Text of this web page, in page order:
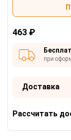
463 ₽
при
Доставка
Рассчитать